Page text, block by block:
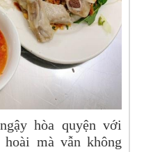
hòa quyện với
mà vẫn không